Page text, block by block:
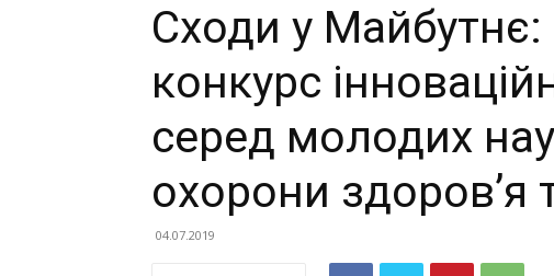
Сходи у
конкурс
серед молодих
охорони
04.07.2019